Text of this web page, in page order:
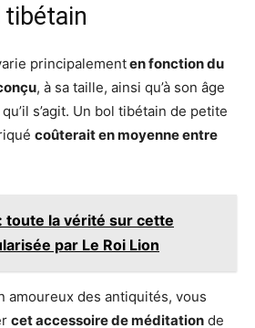
tibétain
principalementen fonction du
, à sa taille, ainsi qu’à son âge
qu’il s’agit. Un bol tibétain de petite
coûterait en moyenne entre
toute la vérité sur cette
par Le Roi Lion
amoureux des antiquités, vous
cet accessoire de méditation de